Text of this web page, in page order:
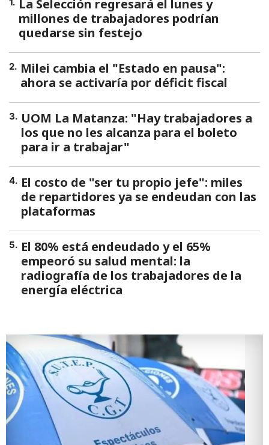
La Selección regresará el lunes y
millones de trabajadores podrían
quedarse sin festejo
2. Milei cambia el "Estado en pausa":
ahora se activaría por déficit fiscal
3. UOM La Matanza: "Hay trabajadores a
los que no les alcanza para el boleto
para ir a trabajar"
4. El costo de "ser tu propio jefe": miles
de repartidores ya se endeudan con las
plataformas
5. El 80% está endeudado y el 65%
empeoró su salud mental: la
radiografía de los trabajadores de la
energía eléctrica